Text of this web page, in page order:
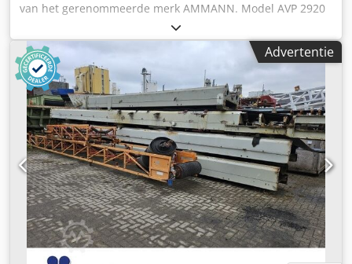
van het gerenommeerde merk AMMANN. Model AVP 2920
is uitgerust met een betrouwbare HATZ dieselmotor met
een vermogen van 5 kW. Deze machine is bedoeld voor
professioneel straatwerk, wegenbouw en het verdichten
van grond, bestrating, zandbedden en asfalt. Volledig
mechanisch apparaat, degelijke Duitse constructie. Visuele
staat conform de foto's – normale gebruikssporen. Dcedjy
Sifyspfx Ah Rek Technische gegevens: • Fabrikant:
AMMANN • Model: AVP 2920 • Bouwjaar: 1999 • Motor:
HATZ Diesel • Motortype: 1B30-6 • Vermogen: 5 kW •
Bedrijfsgewicht: 190 kg • Handstart • Made in Germany
Toepassingen: • Verdichten van straatstenen •
Straatwerkzaamheden • Wegenbouw • Verdichten van
grond en zandlaag • Graafwerken en funderingen Staat:
Gebruikte, complete machine. HATZ motor – een duurzame
en gewaardeerde dieselunit.
Advertentie